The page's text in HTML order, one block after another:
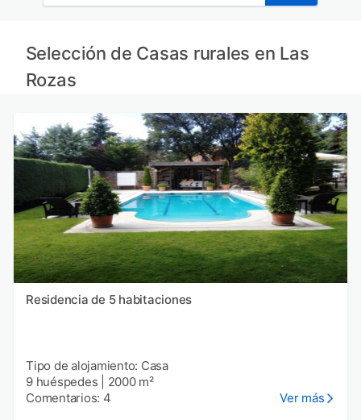
Selección de Casas rurales en Las
Rozas
Residencia de 5 habitaciones
Tipo de alojamiento: Casa
9 huéspedes
2000 m²
Comentarios: 4
Ver más